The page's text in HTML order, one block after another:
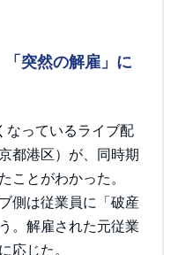
突然の解雇」に
なっているライブ配
都港区）が、同時期
ことがわかった。
側は従業員に「破産
。解雇された元従業
応じた。